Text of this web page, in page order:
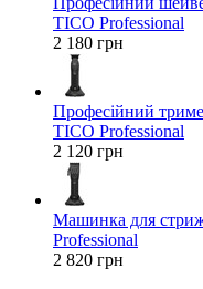
TICO Professional
2 180 грн
Професійний
TICO Professional
2 120 грн
Машинка для
Professional
2 820 грн